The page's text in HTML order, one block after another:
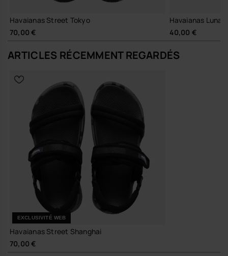
Havaianas Street Tokyo
70,00 €
Havaianas Luna
40,00 €
ARTICLES RÉCEMMENT REGARDÉS
EXCLUSIVITÉ WEB
Havaianas Street Shanghai
70,00 €